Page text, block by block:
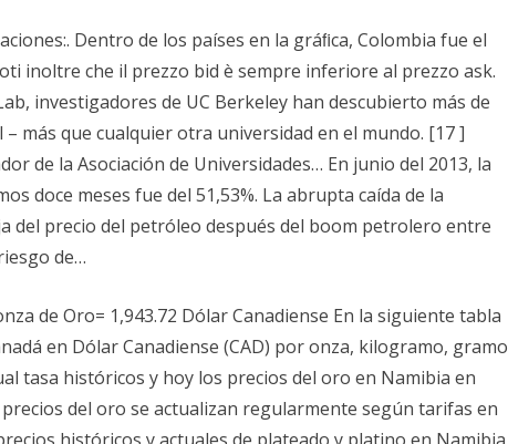
Dentro de los países en la gráﬁca, Colombia fue el
inoltre che il prezzo bid è sempre inferiore al prezzo ask.
investigadores de UC Berkeley han descubierto más de
más que cualquier otra universidad en el mundo. [17 ]
de la Asociación de Universidades… En junio del 2013, la
doce meses fue del 51,53%. La abrupta caída de la
del precio del petróleo después del boom petrolero entre
de…
de Oro= 1,943.72 Dólar Canadiense En la siguiente tabla
en Dólar Canadiense (CAD) por onza, kilogramo, gramo
tasa históricos y hoy los precios del oro en Namibia en
del oro se actualizan regularmente según tarifas en